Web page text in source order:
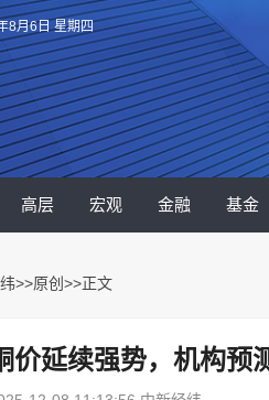
8月6日 星期四
高层 宏观 金融 基金
>>原创 >>正文
价延续强势，机构预